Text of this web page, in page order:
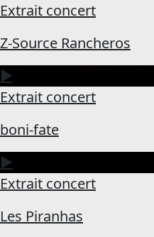
Extrait concert
Z-Source Rancheros
▶
Extrait concert
boni-fate
▶
Extrait concert
Les Piranhas